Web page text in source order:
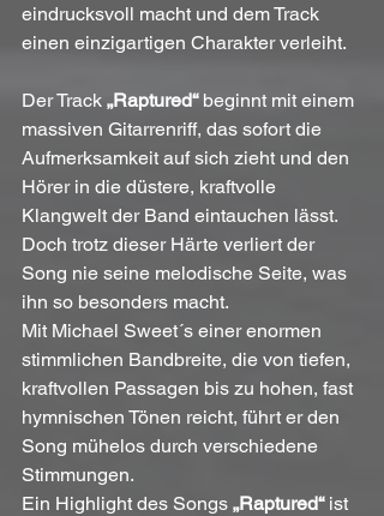
eindrucksvoll macht und dem Track
einen einzigartigen Charakter verleiht.
Der Track „Raptured“ beginnt mit einem
massiven Gitarrenriff, das sofort die
Aufmerksamkeit auf sich zieht und den
Hörer in die düstere, kraftvolle
Klangwelt der Band eintauchen lässt.
Doch trotz dieser Härte verliert der
Song nie seine melodische Seite, was
ihn so besonders macht.
Mit Michael Sweet´s einer enormen
stimmlichen Bandbreite, die von tiefen,
kraftvollen Passagen bis zu hohen, fast
hymnischen Tönen reicht, führt er den
Song mühelos durch verschiedene
Stimmungen.
Ein Highlight des Songs „Raptured“ ist